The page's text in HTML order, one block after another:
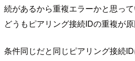
続があるから重複エラーかと思って
どうもピアリング接続IDの重複が原
条件同じだと同じピアリング接続